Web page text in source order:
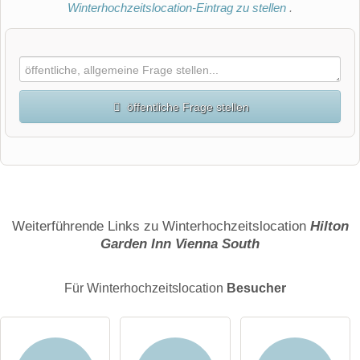
Winterhochzeitslocation-Eintrag zu stellen .
öffentliche Frage stellen
E-Mail-Adresse (wird nicht veröffentlicht)
Weiterführende Links zu Winterhochzeitslocation Hilton
Garden Inn Vienna South
Für Winterhochzeitslocation Besucher